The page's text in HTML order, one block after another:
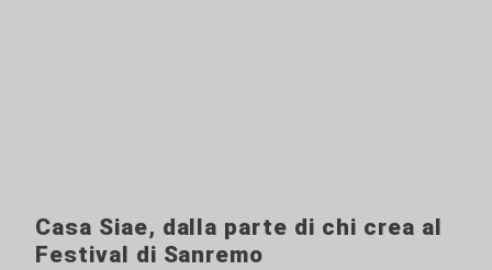
Casa Siae, dalla parte di chi crea al
Festival di Sanremo